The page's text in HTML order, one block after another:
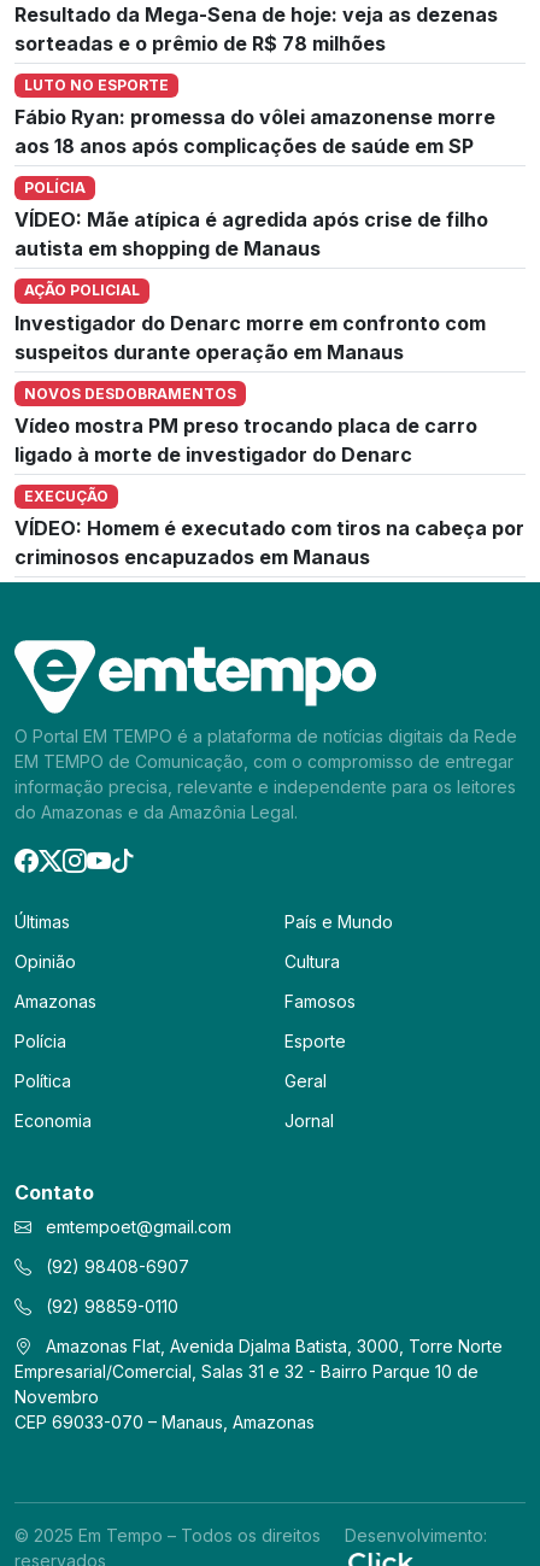
Resultado da Mega-Sena de hoje: veja as dezenas
sorteadas e o prêmio de R$ 78 milhões
LUTO NO ESPORTE
Fábio Ryan: promessa do vôlei amazonense morre
aos 18 anos após complicações de saúde em SP
POLÍCIA
VÍDEO: Mãe atípica é agredida após crise de filho
autista em shopping de Manaus
AÇÃO POLICIAL
Investigador do Denarc morre em confronto com
suspeitos durante operação em Manaus
NOVOS DESDOBRAMENTOS
Vídeo mostra PM preso trocando placa de carro
ligado à morte de investigador do Denarc
EXECUÇÃO
VÍDEO: Homem é executado com tiros na cabeça por
criminosos encapuzados em Manaus
O Portal EM TEMPO é a plataforma de notícias digitais da Rede
EM TEMPO de Comunicação, com o compromisso de entregar
informação precisa, relevante e independente para os leitores
do Amazonas e da Amazônia Legal.
Últimas
Opinião
Amazonas
Polícia
Política
Economia
País e Mundo
Cultura
Famosos
Esporte
Geral
Jornal
Contato
emtempoet@gmail.com
(92) 98408-6907
(92) 98859-0110
Amazonas Flat, Avenida Djalma Batista, 3000, Torre Norte
Empresarial/Comercial, Salas 31 e 32 - Bairro Parque 10 de
Novembro
CEP 69033-070 – Manaus, Amazonas
© 2025 Em Tempo – Todos os direitos
reservados
Desenvolvimento: